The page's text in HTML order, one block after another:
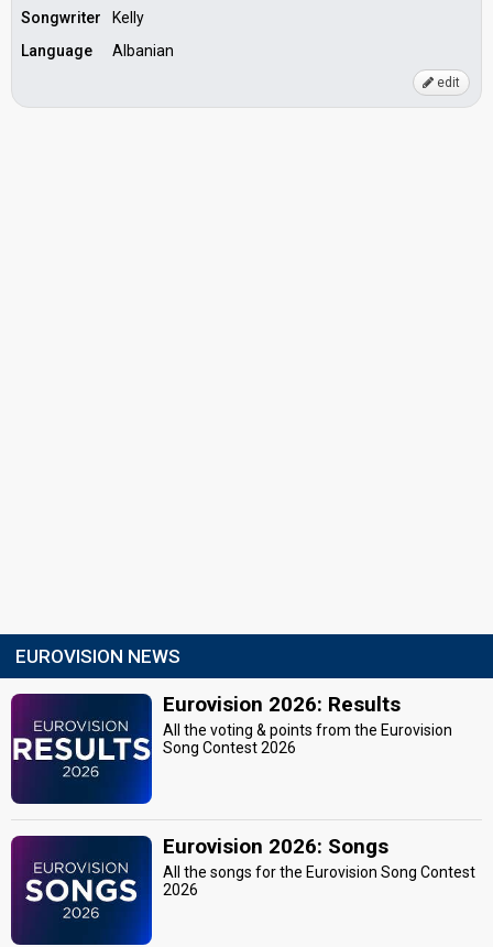
Songwriter
Kelly
Language
Albanian
edit
EUROVISION NEWS
Eurovision 2026: Results
All the voting & points from the Eurovision
Song Contest 2026
Eurovision 2026: Songs
All the songs for the Eurovision Song Contest
2026